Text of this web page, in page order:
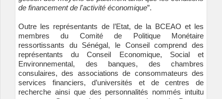
de financement de l'activité économique”.
Outre les représentants de l’Etat, de la BCEAO et les
membres du Comité de Politique Monétaire
ressortissants du Sénégal, le Conseil comprend des
représentants du Conseil Economique, Social et
Environnemental, des banques, des chambres
consulaires, des associations de consommateurs des
services financiers, d’universités et de centres de
recherche ainsi que des personnalités nommés intuitu